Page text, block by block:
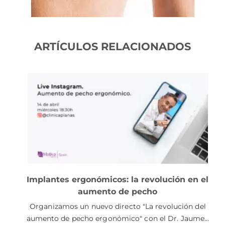
ARTÍCULOS RELACIONADOS
Implantes ergonómicos: la revolución en el
aumento de pecho
Organizamos un nuevo directo "La revolución del
aumento de pecho ergonómico" con el Dr. Jaume…